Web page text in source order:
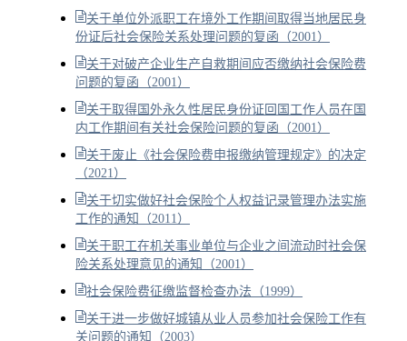
关于单位外派职工在境外工作期间取得当地居民身
份证后社会保险关系处理问题的复函（2001）
关于对破产企业生产自救期间应否缴纳社会保险费
问题的复函（2001）
关于取得国外永久性居民身份证回国工作人员在国
内工作期间有关社会保险问题的复函（2001）
关于废止《社会保险费申报缴纳管理规定》的决定
（2021）
关于切实做好社会保险个人权益记录管理办法实施
工作的通知（2011）
关于职工在机关事业单位与企业之间流动时社会保
险关系处理意见的通知（2001）
社会保险费征缴监督检查办法（1999）
关于进一步做好城镇从业人员参加社会保险工作有
关问题的通知（2003）